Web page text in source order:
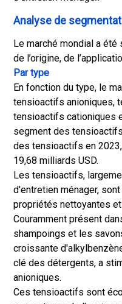
Analyse de
Le marché mondial a
de l’origine, de
Par type
En fonction du type, le
tensioactifs anioniques,
tensioactifs cationiques
segment des
des tensioactifs en
19,68 milliards USD.
Les tensioactifs,
d'entretien ménager,
propriétés nettoyantes
Couramment présent
shampoings et les
croissante
clé des détergents, a
anioniques.
Ces tensioactifs sont